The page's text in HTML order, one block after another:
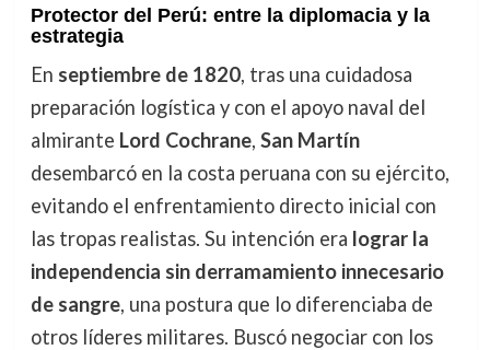
Protector del Perú: entre la diplomacia y la
estrategia
En septiembre de 1820, tras una cuidadosa
preparación logística y con el apoyo naval del
almirante Lord Cochrane, San Martín
desembarcó en la costa peruana con su ejército,
evitando el enfrentamiento directo inicial con
las tropas realistas. Su intención era lograr la
independencia sin derramamiento innecesario
de sangre, una postura que lo diferenciaba de
otros líderes militares. Buscó negociar con los